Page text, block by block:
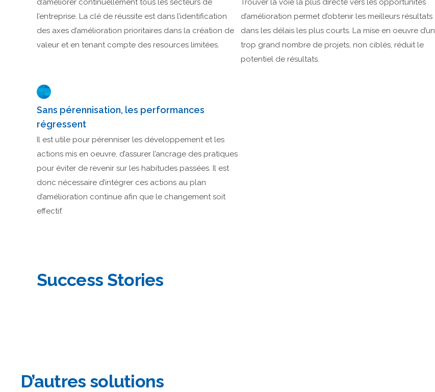
d’améliorer continuellement tous les secteurs de
l’entreprise. La clé de réussite est dans l’identification
des axes d’amélioration prioritaires dans la création de
valeur et en tenant compte des resources limitées.
Trouver la voie la plus directe vers les opportunités
d’amélioration permet d’obtenir les meilleurs résultats
dans les délais les plus courts. La mise en oeuvre d’un
trop grand nombre de projets, non ciblés, réduit le
potentiel de résultats.
Sans pérennisation, les performances
régressent
Il est utile pour pérenniser les développement et les
actions mis en oeuvre, d’assurer l’ancrage des pratiques
pour éviter de revenir sur les habitudes passées. Il est
donc nécessaire d’intégrer ces actions au plan
d’amélioration continue afin que le changement soit
effectif.
Success Stories
D’autres solutions